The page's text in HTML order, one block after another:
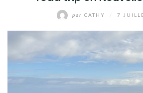
par CATHY 7
OCÉANIE
AMÉRIQUE CENTRALE
AMÉRIQUE DU SUD